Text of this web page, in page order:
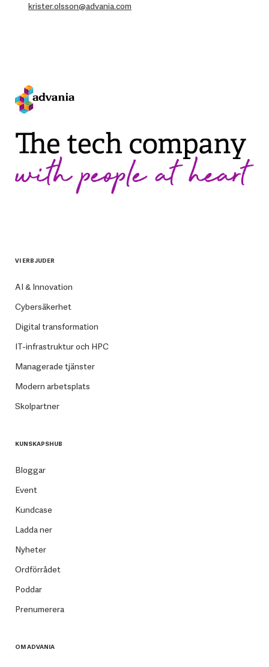
krister.olsson@advania.com
VI ERBJUDER
AI & Innovation
Cybersäkerhet
Digital transformation
IT-infrastruktur och HPC
Managerade tjänster
Modern arbetsplats
Skolpartner
KUNSKAPSHUB
Bloggar
Event
Kundcase
Ladda ner
Nyheter
Ordförrådet
Poddar
Prenumerera
OM ADVANIA